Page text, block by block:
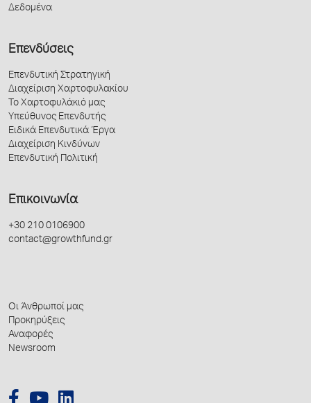
Δεδομένα
Επενδύσεις
Επενδυτική Στρατηγική
Διαχείριση Χαρτοφυλακίου
Το Χαρτοφυλάκιό μας
Υπεύθυνος Επενδυτής
Ειδικά Επενδυτικά Έργα
Διαχείριση Κινδύνων
Επενδυτική Πολιτική
Επικοινωνία
+30 210 0106900
contact@growthfund.gr
Οι Άνθρωποί μας
Προκηρύξεις
Αναφορές
Newsroom